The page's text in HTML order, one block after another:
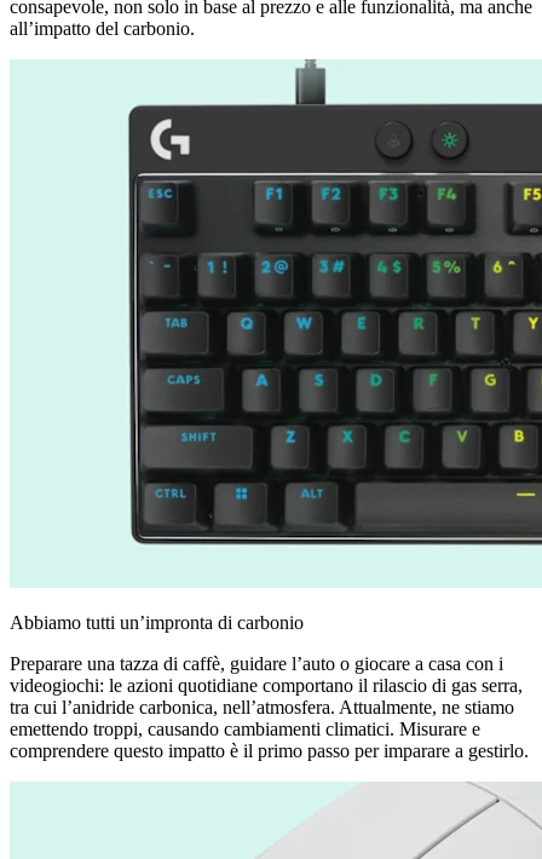
consapevole, non solo in base al prezzo e alle funzionalità, ma anche
all’impatto del carbonio.
Abbiamo tutti un’impronta di carbonio
Preparare una tazza di caffè, guidare l’auto o giocare a casa con i
videogiochi: le azioni quotidiane comportano il rilascio di gas serra,
tra cui l’anidride carbonica, nell’atmosfera. Attualmente, ne stiamo
emettendo troppi, causando cambiamenti climatici. Misurare e
comprendere questo impatto è il primo passo per imparare a gestirlo.